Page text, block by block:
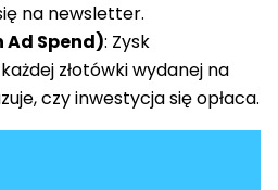
na newsletter.
Ad Spend): Zysk
złotówki wydanej na
czy inwestycja się opłaca.